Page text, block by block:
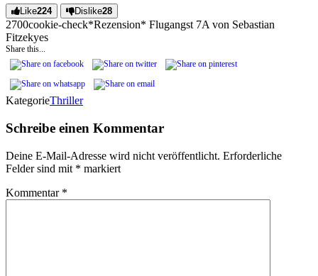
Like224 Dislike28
2700cookie-check*Rezension* Flugangst 7A von Sebastian
Fitzekyes
Share this...
KategorieThriller
Schreibe einen Kommentar
Deine E-Mail-Adresse wird nicht veröffentlicht. Erforderliche
Felder sind mit * markiert
Kommentar *